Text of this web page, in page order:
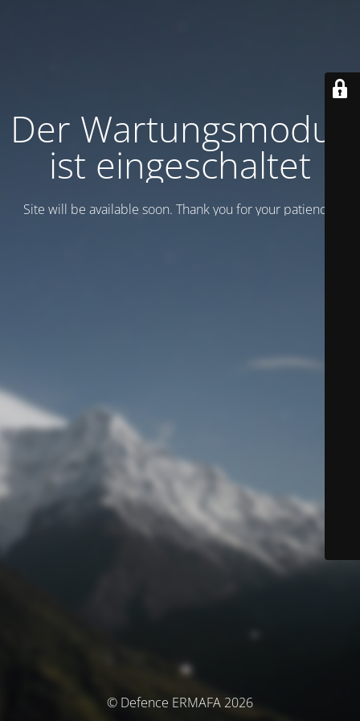
Der Wartungsmodus
ist eingeschaltet
Site will be available soon. Thank you for your patience!
© Defence ERMAFA 2026